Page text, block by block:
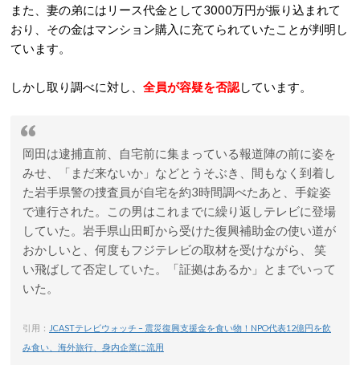
また、妻の弟にはリース代金として3000万円が振り込まれて
おり、その金はマンション購入に充てられていたことが判明し
ています。
しかし取り調べに対し、 全員が容疑を否認しています。
岡田は逮捕直前、自宅前に集まっている報道陣の前に姿を
みせ、「まだ来ないか」などとうそぶき、間もなく到着し
た岩手県警の捜査員が自宅を約3時間調べたあと、手錠姿
で連行された。この男はこれまでに繰り返しテレビに登場
していた。岩手県山田町から受けた復興補助金の使い道が
おかしいと、何度もフジテレビの取材を受けながら、 笑
い飛ばして否定していた。「証拠はあるか」とまでいって
いた。
引用： JCASTテレビウォッチ – 震災復興支援金を食い物！NPO代表12億円を飲
み食い、海外旅行、身内企業に流用